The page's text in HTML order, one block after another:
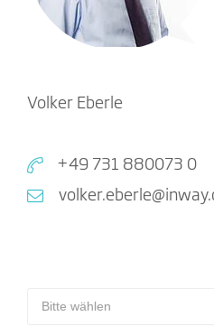
Volker Eberle
+49 731 880073 0